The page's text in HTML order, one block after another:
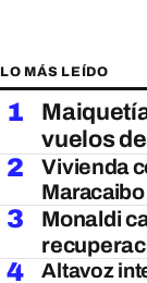
LO MÁS LEÍDO
1
vuelos
2
Vivienda
3
Monaldi
4
Altavoz